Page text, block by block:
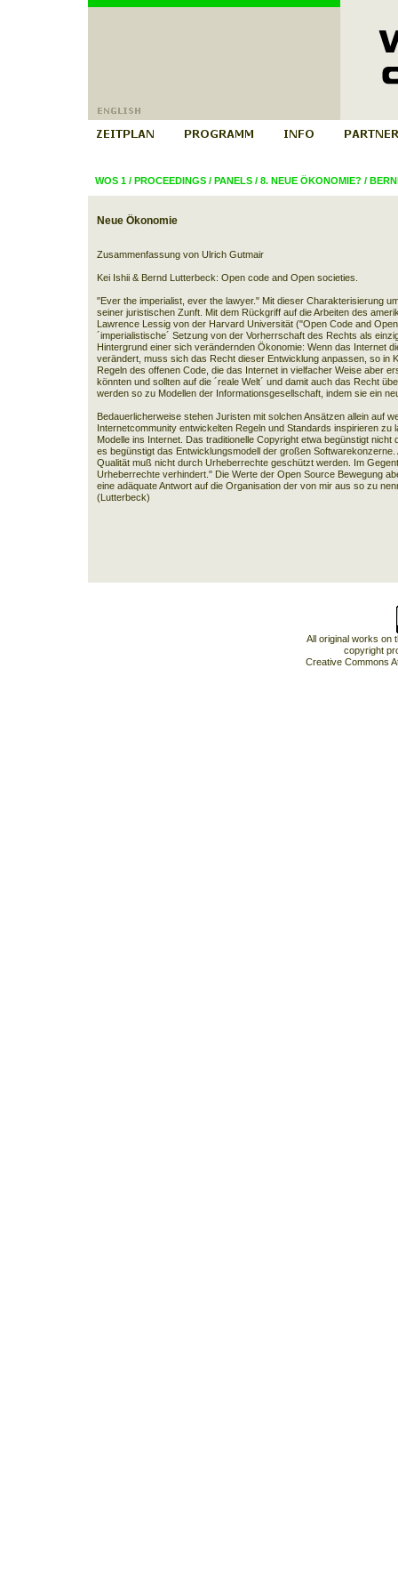
WOS 1/ PROCEEDINGS/ PANELS/ 8. NEUE ÖKONOMIE? /
Neue Ökonomie
Zusammenfassung von Ulrich Gutmair
Kei Ishii & Bernd Lutterbeck: Open code and Open societies.
"Ever the imperialist, ever the lawyer." Mit dieser Charakterisierung
seiner juristischen Zunft. Mit dem Rückgriff auf die Arbeiten des
Lawrence Lessig von der Harvard Universität ("Open Code and
´imperialistische´ Setzung von der Vorherrschaft des Rechts als
Hintergrund einer sich verändernden Ökonomie: Wenn das Internet
verändert, muss sich das Recht dieser Entwicklung anpassen, so in
Regeln des offenen Code, die das Internet in vielfacher Weise aber
könnten und sollten auf die ´reale Welt´ und damit auch das Recht
werden so zu Modellen der Informationsgesellschaft, indem sie ein
Bedauerlicherweise stehen Juristen mit solchen Ansätzen allein auf
Internetcommunity entwickelten Regeln und Standards inspirieren zu
Modelle ins Internet. Das traditionelle Copyright etwa begünstigt
es begünstigt das Entwicklungsmodell der großen
Qualität muß nicht durch Urheberrechte geschützt werden. Im
Urheberrechte verhindert." Die Werte der Open Source Bewegung
eine adäquate Antwort auf die Organisation der von mir aus so zu
(Lutterbeck)
All original works on
copyright
Creative Commons